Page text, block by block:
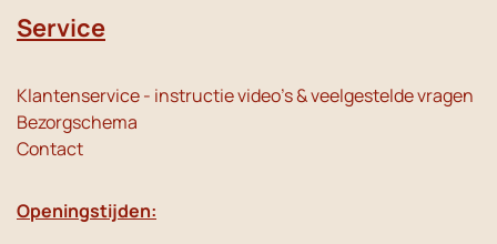
Service
Klantenservice - instructie video's & veelgestelde vragen
Bezorgschema
Contact
Openingstijden: